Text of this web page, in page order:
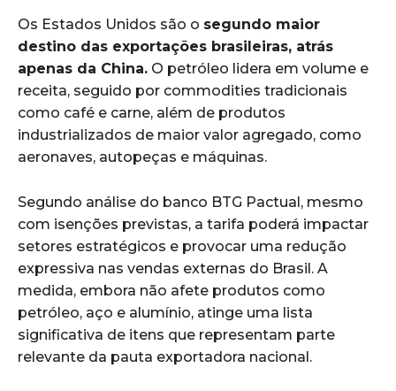
Os Estados Unidos são o segundo maior
destino das exportações brasileiras, atrás
apenas da China. O petróleo lidera em volume e
receita, seguido por commodities tradicionais
como café e carne, além de produtos
industrializados de maior valor agregado, como
aeronaves, autopeças e máquinas.
Segundo análise do banco BTG Pactual, mesmo
com isenções previstas, a tarifa poderá impactar
setores estratégicos e provocar uma redução
expressiva nas vendas externas do Brasil. A
medida, embora não afete produtos como
petróleo, aço e alumínio, atinge uma lista
significativa de itens que representam parte
relevante da pauta exportadora nacional.